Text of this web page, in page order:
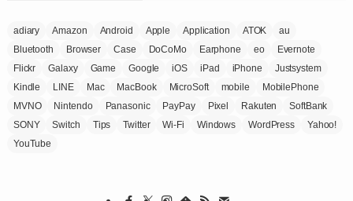
adiary Amazon Android Apple Application ATOK
au
Bluetooth
Browser Case DoCoMo Earphone eo
Evernote
Flickr
Galaxy Game Google iOS iPad iPhone
Justsystem
Kindle
LINE Mac MacBook MicroSoft mobile
MobilePhone
MVNO
Nintendo Panasonic PayPay Pixel Rakuten
SoftBank
SONY
Switch Tips Twitter Wi-Fi Windows WordPress
Yahoo!
YouTube